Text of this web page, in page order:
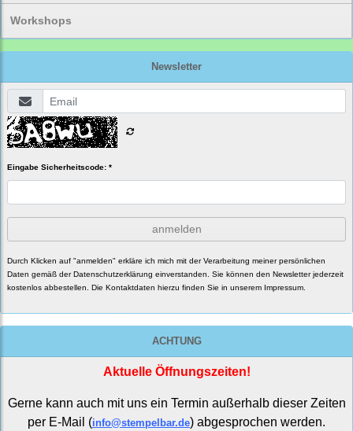
Workshops
Newsletter
Eingabe Sicherheitscode: *
anmelden
Durch Klicken auf "anmelden" erkläre ich mich mit der Verarbeitung meiner persönlichen
Daten gemäß der Datenschutzerklärung einverstanden. Sie können den Newsletter jederzeit
kostenlos abbestellen. Die Kontaktdaten hierzu finden Sie in unserem Impressum.
ACHTUNG
Aktuelle Öffnungszeiten!
Gerne kann auch mit uns ein Termin außerhalb dieser Zeiten
per E-Mail (info@stempelbar.de) abgesprochen werden.